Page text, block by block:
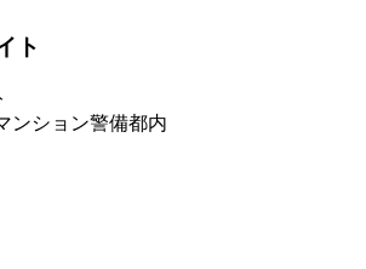
ト
ンション警備都内